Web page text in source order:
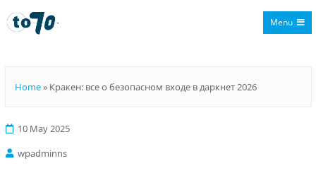
Menu
Home» Кракен: все о безопасном входе в даркнет 2026
10 May 2025
wpadminns